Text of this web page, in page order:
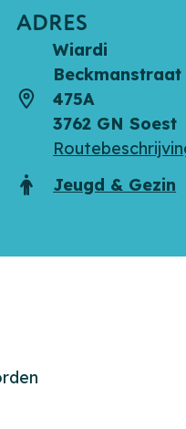
ADRES
Adres
Wiardi
Beckmanstraat
475A
3762 GN Soest
Doelgroep
Jeugd & Gezin